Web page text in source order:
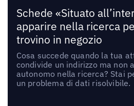
Schede «Situato
apparire nella ricerca
trovino in negozio
Cosa succede quando la tua
condivide un indirizzo ma non
autonomo nella ricerca? Stai
un problema di dati risolvibile.